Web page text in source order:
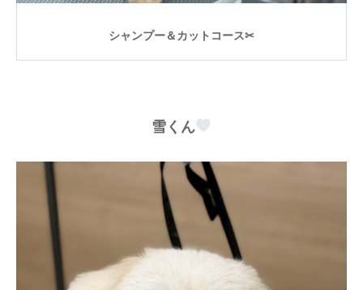
シャンプー＆カットコース✂
雪くん